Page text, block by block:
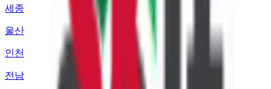
세종
울산
인천
전남